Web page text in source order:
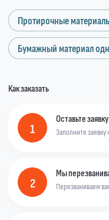
Протирочные
Бумажный материал
Как заказать
1
Оставьте заявку
Заполните заявку
2
Мы
Перезваниваем